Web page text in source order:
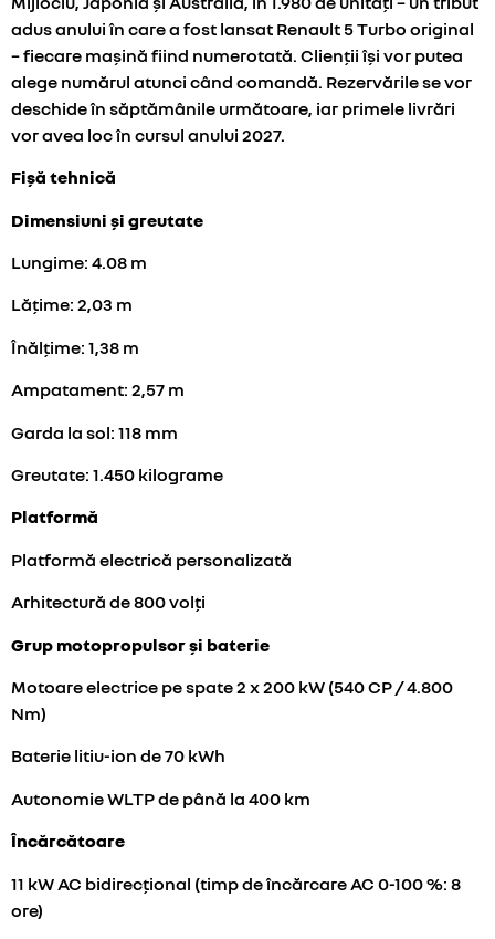
adus anului în care a fost lansat Renault 5 Turbo original
– fiecare mașină fiind numerotată. Clienții își vor putea
alege numărul atunci când comandă. Rezervările se vor
deschide în săptămânile următoare, iar primele livrări
vor avea loc în cursul anului 2027.
Fișă tehnică
Dimensiuni și greutate
Lungime: 4.08 m
Lățime: 2,03 m
Înălțime: 1,38 m
Ampatament: 2,57 m
Garda la sol: 118 mm
Greutate: 1.450 kilograme
Platformă
Platformă electrică personalizată
Arhitectură de 800 volți
Grup motopropulsor și baterie
Motoare electrice pe spate 2 x 200 kW (540 CP / 4.800
Nm)
Baterie litiu-ion de 70 kWh
Autonomie WLTP de până la 400 km
Încărcătoare
11 kW AC bidirecțional (timp de încărcare AC 0-100 %: 8
ore)